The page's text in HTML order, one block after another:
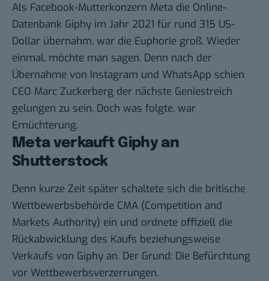
Als Facebook-Mutterkonzern Meta die Online-
Datenbank Giphy im Jahr 2021 für rund 315 US-
Dollar übernahm, war die Euphorie groß. Wieder
einmal, möchte man sagen. Denn nach der
Übernahme von Instagram und WhatsApp schien
CEO Marc Zuckerberg der nächste Geniestreich
gelungen zu sein. Doch was folgte, war
Ernüchterung.
Meta verkauft Giphy an
Shutterstock
Denn kurze Zeit später schaltete sich die britische
Wettbewerbsbehörde CMA (Competition and
Markets Authority) ein und ordnete offiziell die
Rückabwicklung des Kaufs beziehungsweise
Verkaufs von Giphy an. Der Grund: Die Befürchtung
vor Wettbewerbsverzerrungen.